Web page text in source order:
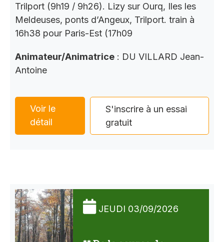
Trilport (9h19 / 9h26). Lizy sur Ourq, Iles les
Meldeuses, ponts d’Angeux, Trilport. train à
16h38 pour Paris-Est (17h09
Animateur/Animatrice : DU VILLARD Jean-
Antoine
Voir le
détail
S'inscrire à un essai
gratuit
JEUDI 03/09/2026